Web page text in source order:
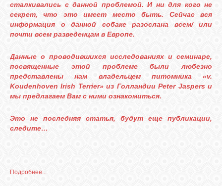
сталкивались с данной проблемой. И ни для кого не
секрет, что это имеет место быть. Сейчас вся
информация о данной собаке разослана всем/ или
почти всем разведенцам в Европе.
Данные о проводившихся исследованиях и семинаре,
посвященные этой проблеме были любезно
представлены нам владельцем питомника «v.
Koudenhoven Irish Terrier»из Голландии Peter Jaspers и
мы предлагаем Вам с ними ознакомиться.
Это не последняя статья, будут еще публикации,
следите…
Подробнее...